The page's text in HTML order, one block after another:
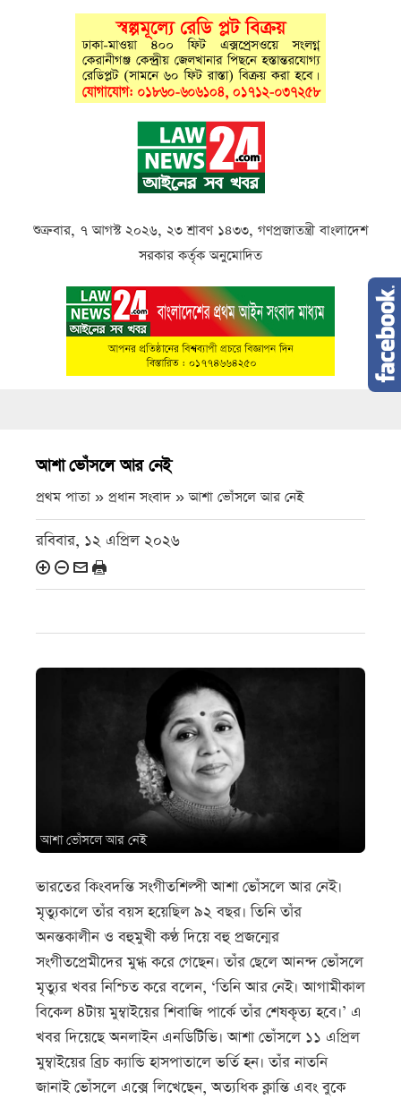
শুক্রবার, ৭ আগস্ট ২০২৬, ২৩ শ্রাবণ ১৪৩৩, গণপ্রজাতন্ত্রী বাংলাদেশ
সরকার কর্তৃক অনুমোদিত
আশা ভোঁসলে আর নেই
প্রথম পাতা » প্রধান সংবাদ »আশা ভোঁসলে আর নেই
রবিবার, ১২ এপ্রিল ২০২৬
আশা ভোঁসলে আর নেই
ভারতের কিংবদন্তি সংগীতশিল্পী আশা ভোঁসলে আর নেই।
মৃত্যুকালে তাঁর বয়স হয়েছিল ৯২ বছর। তিনি তাঁর
অনন্তকালীন ও বহুমুখী কণ্ঠ দিয়ে বহু প্রজন্মের
সংগীতপ্রেমীদের মুগ্ধ করে গেছেন। তাঁর ছেলে আনন্দ ভোঁসলে
মৃত্যুর খবর নিশ্চিত করে বলেন, ‘তিনি আর নেই। আগামীকাল
বিকেল ৪টায় মুম্বাইয়ের শিবাজি পার্কে তাঁর শেষকৃত্য হবে।’ এ
খবর দিয়েছে অনলাইন এনডিটিভি। আশা ভোঁসলে ১১ এপ্রিল
মুম্বাইয়ের ব্রিচ ক্যান্ডি হাসপাতালে ভর্তি হন। তাঁর নাতনি
জানাই ভোঁসলে এক্সে লিখেছেন, অত্যধিক ক্লান্তি এবং বুকে